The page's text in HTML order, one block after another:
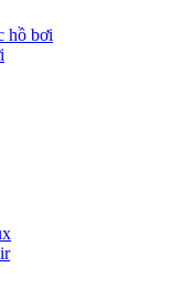
hồ bơi